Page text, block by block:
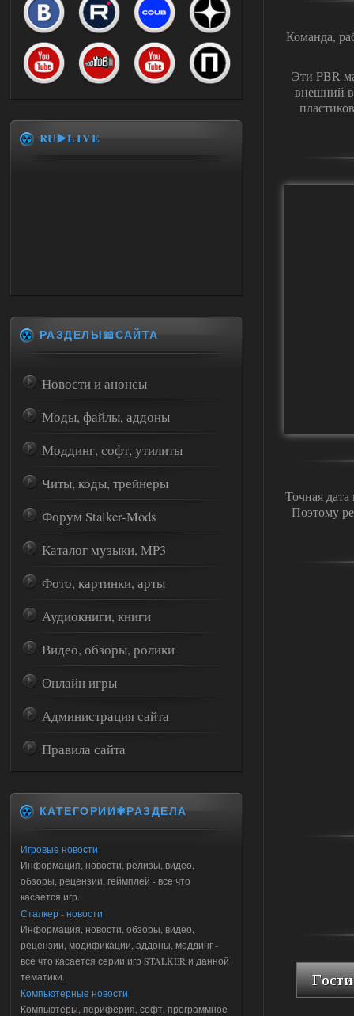
Команда,
Эти PBR-
внешний
Точная
Поэтому
RU▶️LIVE
РАЗДЕЛЫ📖САЙТА
Новости и анонсы
Моды, файлы, аддоны
Моддинг, софт, утилиты
Читы, коды, трейнеры
Форум Stalker-Mods
Каталог музыки, MP3
Фото, картинки, арты
Аудиокниги, книги
Видео, обзоры, ролики
Онлайн игры
Администрация сайта
Правила сайта
КАТЕГОРИИ✾РАЗДЕЛА
Игровые новости
Информация, новости, релизы, видео,
обзоры, рецензии, геймплей - все что
касается игр.
Сталкер - новости
Информация, новости, обзоры, видео,
рецензии, модификации, аддоны, моддинг -
все что касается серии игр STALKER и данной
тематики.
Компьютерные новости
Компьютеры, периферия, софт, программное